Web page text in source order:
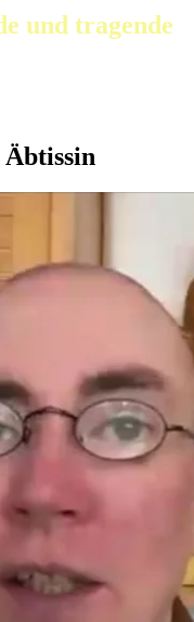
und tragende
Äbtissin